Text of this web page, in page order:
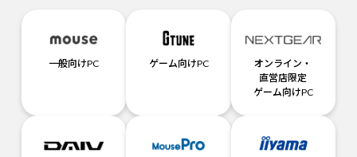
一般向けPC ゲーム向けPC
オンライン・
直営店限定
ゲーム向けPC